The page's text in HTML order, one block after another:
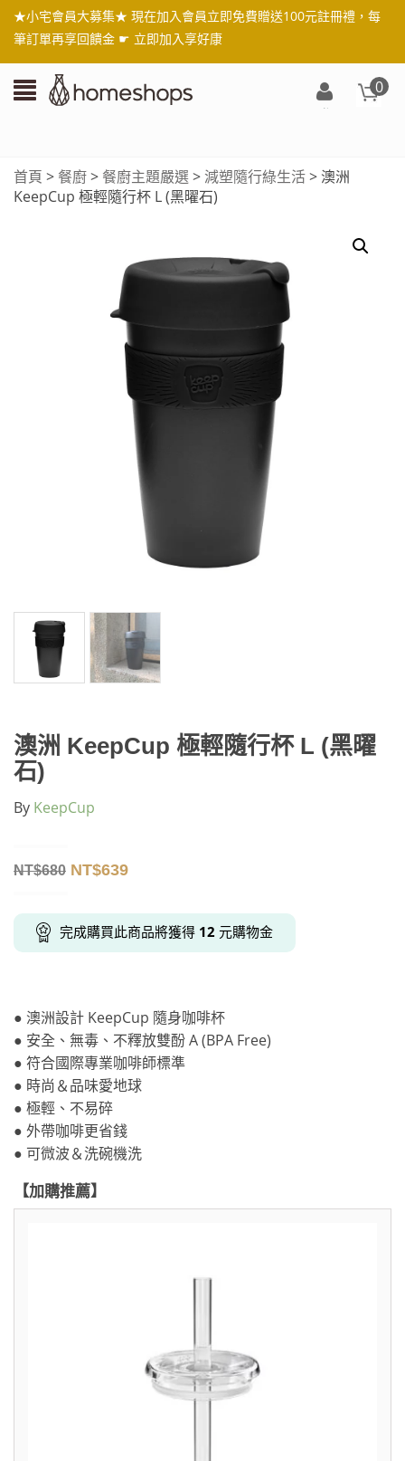
★小宅會員大募集★ 現在加入會員立即免費贈送100元註冊禮，每
筆訂單再享回饋金 ☛ 立即加入享好康
0
冊
首頁 > 餐廚> 餐廚主題嚴選> 減塑隨行綠生活> 澳洲
KeepCup 極輕隨行杯 L (黑曜石)
澳洲 KeepCup 極輕隨行杯 L (黑曜
石)
By KeepCup
NT$680 NT$639
完成購買此商品將獲得 12 元購物金
● 澳洲設計 KeepCup 隨身咖啡杯
● 安全、無毒、不釋放雙酚 A (BPA Free)
● 符合國際專業咖啡師標準
● 時尚＆品味愛地球
● 極輕、不易碎
● 外帶咖啡更省錢
● 可微波＆洗碗機洗
【加購推薦】